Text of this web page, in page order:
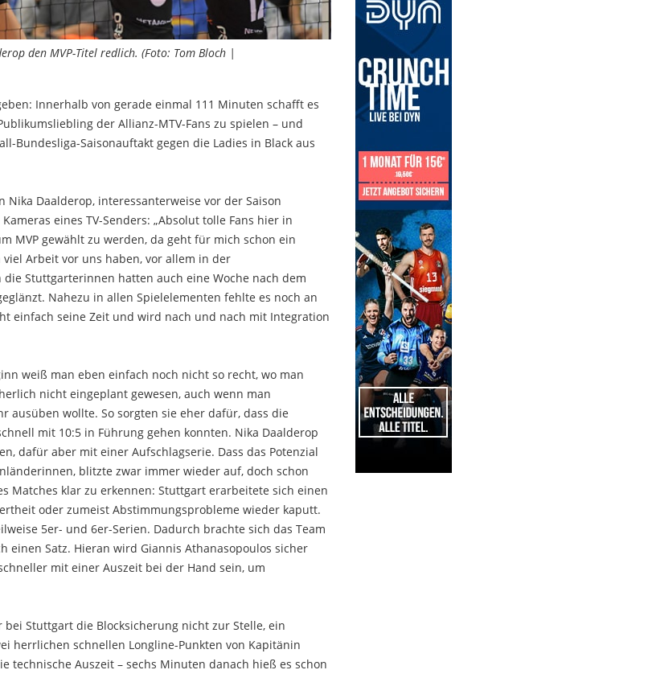
den MVP-Titel redlich. (Foto: Tom Bloch |
Innerhalb von gerade einmal 111 Minuten schafft es
der Allianz-MTV-Fans zu spielen – und
Bundesliga-Saisonauftakt gegen die Ladies in Black aus
Daalderop, interessanterweise vor der Saison
eines TV-Senders: „Absolut tolle Fans hier in
MVP gewählt zu werden, da geht für mich schon ein
Arbeit vor uns haben, vor allem in der
Stuttgarterinnen hatten auch eine Woche nach dem
Nahezu in allen Spielelementen fehlte es noch an
einfach seine Zeit und wird nach und nach mit Integration
weiß man eben einfach noch nicht so recht, wo man
nicht eingeplant gewesen, auch wenn man
wollte. So sorgten sie eher dafür, dass die
mit 10:5 in Führung gehen konnten. Nika Daalderop
dafür aber mit einer Aufschlagserie. Dass das Potenzial
blitzte zwar immer wieder auf, doch schon
Matches klar zu erkennen: Stuttgart erarbeitete sich einen
oder zumeist Abstimmungsprobleme wieder kaputt.
5er- und 6er-Serien. Dadurch brachte sich das Team
Satz. Hieran wird Giannis Athanasopoulos sicher
mit einer Auszeit bei der Hand sein, um
Stuttgart die Blocksicherung nicht zur Stelle, ein
herrlichen schnellen Longline-Punkten von Kapitänin
technische Auszeit – sechs Minuten danach hieß es schon